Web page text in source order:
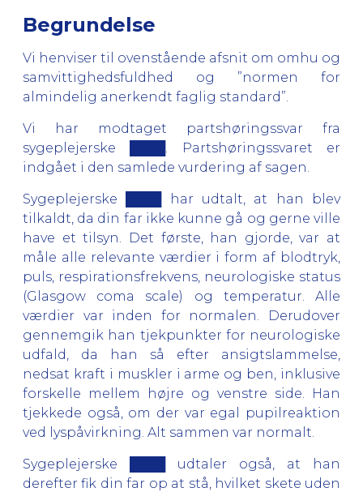
Begrundelse
Vi henviser til ovenstående afsnit om omhu og
samvittighedsfuldhed og ”normen for
almindelig anerkendt faglig standard”.
Vi har modtaget partshøringssvar fra
sygeplejerske ████. Partshøringssvaret er
indgået i den samlede vurdering af sagen.
Sygeplejerske ████ har udtalt, at han blev
tilkaldt, da din far ikke kunne gå og gerne ville
have et tilsyn. Det første, han gjorde, var at
måle alle relevante værdier i form af blodtryk,
puls, respirationsfrekvens, neurologiske status
(Glasgow coma scale) og temperatur. Alle
værdier var inden for normalen. Derudover
gennemgik han tjekpunkter for neurologiske
udfald, da han så efter ansigtslammelse,
nedsat kraft i muskler i arme og ben, inklusive
forskelle mellem højre og venstre side. Han
tjekkede også, om der var egal pupilreaktion
ved lyspåvirkning. Alt sammen var normalt.
Sygeplejerske ████ udtaler også, at han
derefter fik din far op at stå, hvilket skete uden